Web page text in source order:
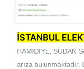
İSTANBUL
HAMİDİYE, SUDAN
arıza